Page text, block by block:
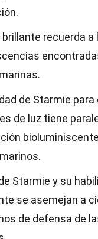
brillante recuerda a
de Starmie
de luz tiene
Starmie y su
se asemejan a
de defensa de